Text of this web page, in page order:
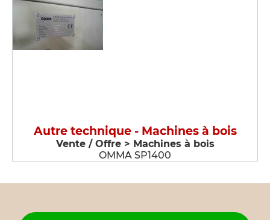
Autre technique - Machines à bois
Vente / Offre > Machines à bois
OMMA SP1400